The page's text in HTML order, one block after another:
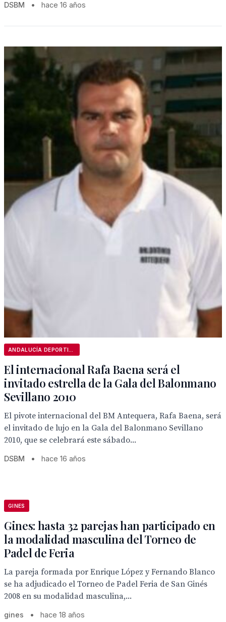
DSBM • hace 16 años
El internacional Rafa Baena será el
invitado estrella de la Gala del Balonmano
Sevillano 2010
El pivote internacional del BM Antequera, Rafa Baena, será
el invitado de lujo en la Gala del Balonmano Sevillano
2010, que se celebrará este sábado...
DSBM • hace 16 años
GINES
Gines: hasta 32 parejas han participado en
la modalidad masculina del Torneo de
Padel de Feria
La pareja formada por Enrique López y Fernando Blanco
se ha adjudicado el Torneo de Padel Feria de San Ginés
2008 en su modalidad masculina,...
gines • hace 18 años